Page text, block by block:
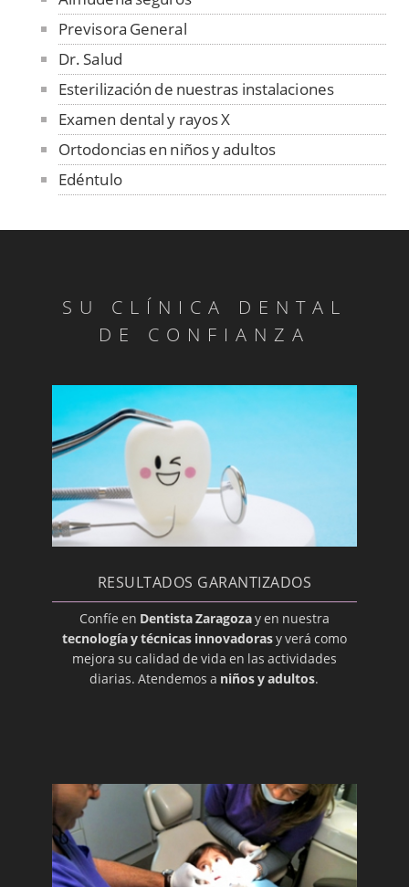
Previsora General
Dr. Salud
Esterilización de nuestras instalaciones
Examen dental y rayos X
Ortodoncias en niños y adultos
Edéntulo
Absceso Periodontal
Anquilosis
Benigno
Blanqueado
Bolsa periodontal
Bonding
Cariadura (picadura)
Caries
Caries Radicular
Cariogénico
Cavidad Pulpar
Cúspide
Dentición
Dentición
Dentina
SU CLÍNICA DENTAL
DE CONFIANZA
RESULTADOS GARANTIZADOS
Confíe en Dentista Zaragozay en nuestra
tecnología y técnicas innovadorasy verá como
mejora su calidad de vida en las actividades
diarias. Atendemos a niños y adultos.